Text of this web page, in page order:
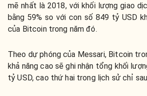
mẽ nhất là 2018, với khối lượng giao
bằng 59% so với con số 849 tỷ USD
của Bitcoin trong năm đó.
Theo dự phóng của Messari, Bitcoin
khả năng cao sẽ ghi nhận tổng khối
tỷ USD, cao thứ hai trong lịch sử chỉ